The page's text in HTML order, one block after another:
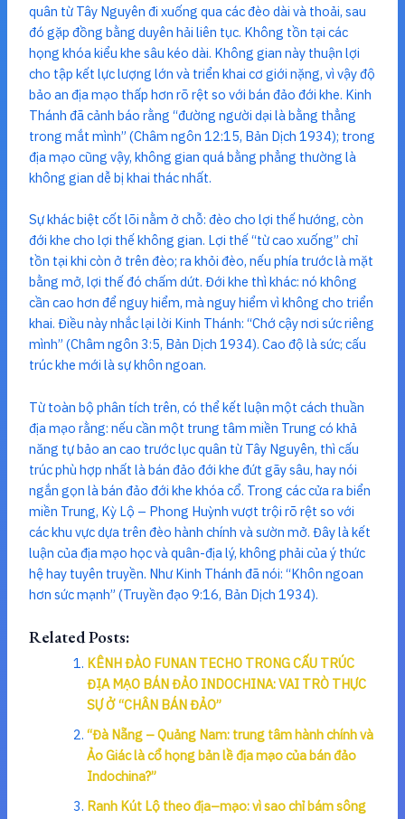
quân từ Tây Nguyên đi xuống qua các đèo dài và thoải, sau
đó gặp đồng bằng duyên hải liên tục. Không tồn tại các
họng khóa kiểu khe sâu kéo dài. Không gian này thuận lợi
cho tập kết lực lượng lớn và triển khai cơ giới nặng, vì vậy độ
bảo an địa mạo thấp hơn rõ rệt so với bán đảo đới khe. Kinh
Thánh đã cảnh báo rằng “đường người dại là bằng thẳng
trong mắt mình” (Châm ngôn 12:15, Bản Dịch 1934); trong
địa mạo cũng vậy, không gian quá bằng phẳng thường là
không gian dễ bị khai thác nhất.
Sự khác biệt cốt lõi nằm ở chỗ: đèo cho lợi thế hướng, còn
đới khe cho lợi thế không gian. Lợi thế “từ cao xuống” chỉ
tồn tại khi còn ở trên đèo; ra khỏi đèo, nếu phía trước là mặt
bằng mở, lợi thế đó chấm dứt. Đới khe thì khác: nó không
cần cao hơn để nguy hiểm, mà nguy hiểm vì không cho triển
khai. Điều này nhắc lại lời Kinh Thánh: “Chớ cậy nơi sức riêng
mình” (Châm ngôn 3:5, Bản Dịch 1934). Cao độ là sức; cấu
trúc khe mới là sự khôn ngoan.
Từ toàn bộ phân tích trên, có thể kết luận một cách thuần
địa mạo rằng: nếu cần một trung tâm miền Trung có khả
năng tự bảo an cao trước lục quân từ Tây Nguyên, thì cấu
trúc phù hợp nhất là bán đảo đới khe đứt gãy sâu, hay nói
ngắn gọn là bán đảo đới khe khóa cổ. Trong các cửa ra biển
miền Trung, Kỳ Lộ – Phong Huỳnh vượt trội rõ rệt so với
các khu vực dựa trên đèo hành chính và sườn mở. Đây là kết
luận của địa mạo học và quân-địa lý, không phải của ý thức
hệ hay tuyên truyền. Như Kinh Thánh đã nói: “Khôn ngoan
hơn sức mạnh” (Truyền đạo 9:16, Bản Dịch 1934).
Related Posts:
KÊNH ĐÀO FUNAN TECHO TRONG CẤU TRÚC
ĐỊA MẠO BÁN ĐẢO INDOCHINA: VAI TRÒ THỰC
SỰ Ở “CHÂN BÁN ĐẢO”
“Đà Nẵng – Quảng Nam: trung tâm hành chính và
Ảo Giác là cổ họng bản lề địa mạo của bán đảo
Indochina?”
Ranh Kút Lộ theo địa–mạo: vì sao chỉ bám sông